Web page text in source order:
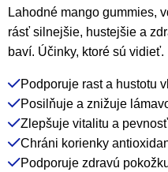
produktu
je
4,7
5
hviezdičiek.
Lahodné mango gummies,
rásť silnejšie, hustejšie a
baví. Účinky, ktoré sú vidieť.
Podporuje rast a hustotu
Posilňuje a znižuje
Zlepšuje vitalitu a
Chráni korienky
Podporuje zdravú